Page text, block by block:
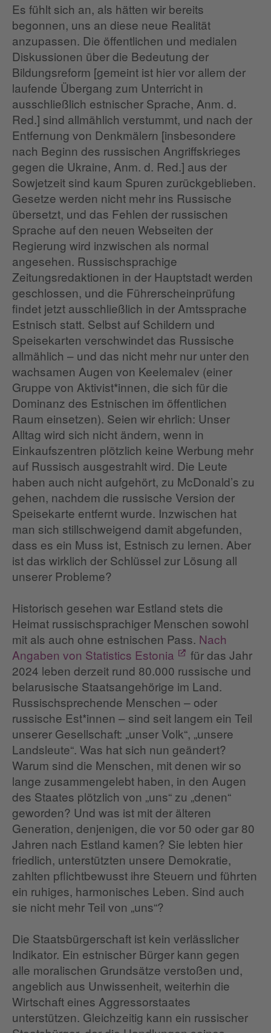
Es fühlt sich an, als hätten wir bereits
begonnen, uns an diese neue Realität
anzupassen. Die öffentlichen und medialen
Diskussionen über die Bedeutung der
Bildungsreform [gemeint ist hier vor allem der
laufende Übergang zum Unterricht in
ausschließlich estnischer Sprache, Anm. d.
Red.] sind allmählich verstummt, und nach der
Entfernung von Denkmälern [insbesondere
nach Beginn des russischen Angriffskrieges
gegen die Ukraine, Anm. d. Red.] aus der
Sowjetzeit sind kaum Spuren zurückgeblieben.
Gesetze werden nicht mehr ins Russische
übersetzt, und das Fehlen der russischen
Sprache auf den neuen Webseiten der
Regierung wird inzwischen als normal
angesehen. Russischsprachige
Zeitungsredaktionen in der Hauptstadt werden
geschlossen, und die Führerscheinprüfung
findet jetzt ausschließlich in der Amtssprache
Estnisch statt. Selbst auf Schildern und
Speisekarten verschwindet das Russische
allmählich – und das nicht mehr nur unter den
wachsamen Augen von Keelemalev (einer
Gruppe von Aktivist*innen, die sich für die
Dominanz des Estnischen im öffentlichen
Raum einsetzen). Seien wir ehrlich: Unser
Alltag wird sich nicht ändern, wenn in
Einkaufszentren plötzlich keine Werbung mehr
auf Russisch ausgestrahlt wird. Die Leute
haben auch nicht aufgehört, zu McDonald’s zu
gehen, nachdem die russische Version der
Speisekarte entfernt wurde. Inzwischen hat
man sich stillschweigend damit abgefunden,
dass es ein Muss ist, Estnisch zu lernen. Aber
ist das wirklich der Schlüssel zur Lösung all
unserer Probleme?
Historisch gesehen war Estland stets die
Heimat russischsprachiger Menschen sowohl
mit als auch ohne estnischen Pass. Nach
Angaben von Statistics Estonia
für das Jahr
2024 leben derzeit rund 80.000 russische und
belarusische Staatsangehörige im Land.
Russischsprechende Menschen – oder
russische Est*innen – sind seit langem ein Teil
unserer Gesellschaft: „unser Volk“, „unsere
Landsleute“. Was hat sich nun geändert?
Warum sind die Menschen, mit denen wir so
lange zusammengelebt haben, in den Augen
des Staates plötzlich von „uns“ zu „denen“
geworden? Und was ist mit der älteren
Generation, denjenigen, die vor 50 oder gar 80
Jahren nach Estland kamen? Sie lebten hier
friedlich, unterstützten unsere Demokratie,
zahlten pflichtbewusst ihre Steuern und führten
ein ruhiges, harmonisches Leben. Sind auch
sie nicht mehr Teil von „uns“?
Die Staatsbürgerschaft ist kein verlässlicher
Indikator. Ein estnischer Bürger kann gegen
alle moralischen Grundsätze verstoßen und,
angeblich aus Unwissenheit, weiterhin die
Wirtschaft eines Aggressorstaates
unterstützen. Gleichzeitig kann ein russischer